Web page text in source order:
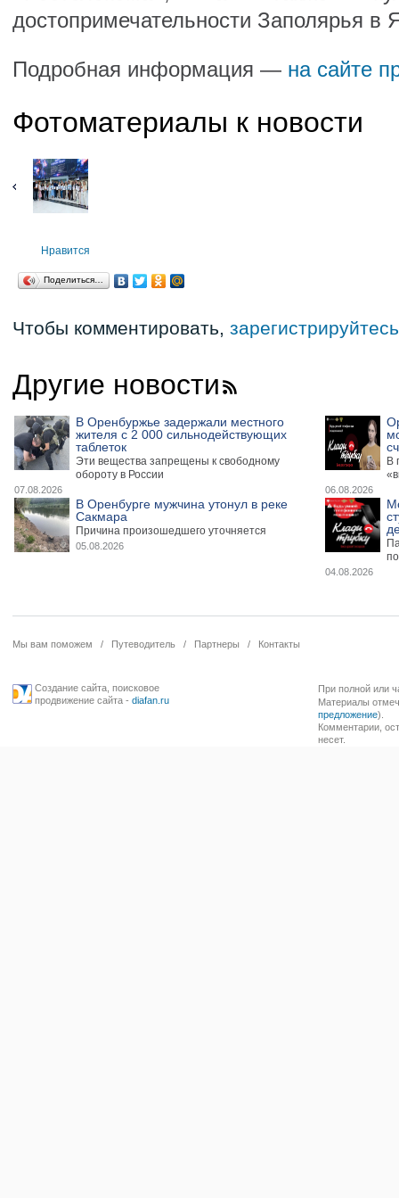
достопримечательности Заполярья
Подробная информация — на сайте
Фотоматериалы к новости
Нравится
Поделиться…
Чтобы комментировать, зарегистрируйтесь
Другие новости
В Оренбуржье задержали местного
жителя с 2 000 сильнодействующих
таблеток
Эти вещества запрещены к свободному
обороту в России
07.08.2026
В
06.08.2026
В Оренбурге мужчина утонул в реке
Сакмара
Причина произошедшего уточняется
05.08.2026
04.08.2026
Мы вам поможем / Путеводитель / Партнеры / Контакты
Создание сайта, поисковое
продвижение сайта- diafan.ru
При полной или
Материалы
предложение).
Комментарии,
несет.